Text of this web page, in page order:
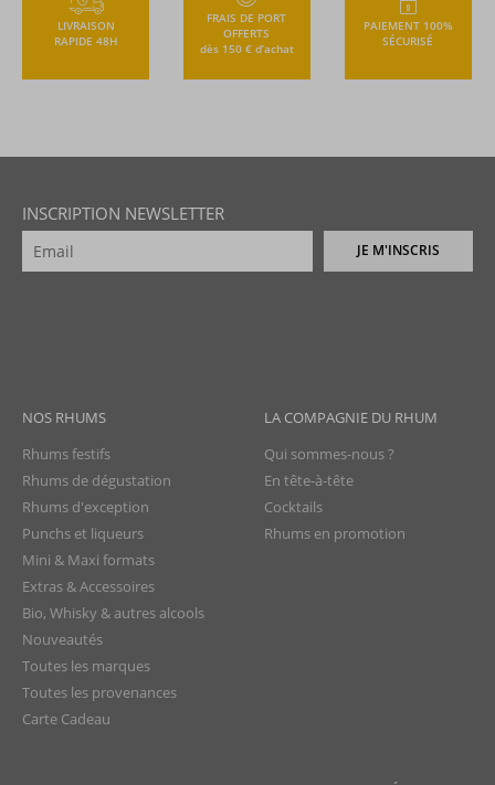
LIVRAISON
RAPIDE 48H
FRAIS DE PORT
OFFERTS
dès 150 € d’achat
PAIEMENT 100%
SÉCURISÉ
INSCRIPTION NEWSLETTER
JE M'INSCRIS
NOS RHUMS
Rhums festifs
Rhums de dégustation
Rhums d'exception
Punchs et liqueurs
Mini & Maxi formats
Extras & Accessoires
Bio, Whisky & autres alcools
Nouveautés
Toutes les marques
Toutes les provenances
Carte Cadeau
LA COMPAGNIE DU RHUM
Qui sommes-nous ?
En tête-à-tête
Cocktails
Rhums en promotion